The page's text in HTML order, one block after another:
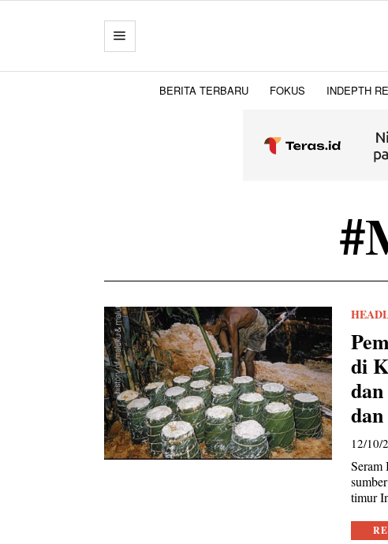
BERITA TERBARU FOKUS INDEPTH
di
12/10/
Seram
timur